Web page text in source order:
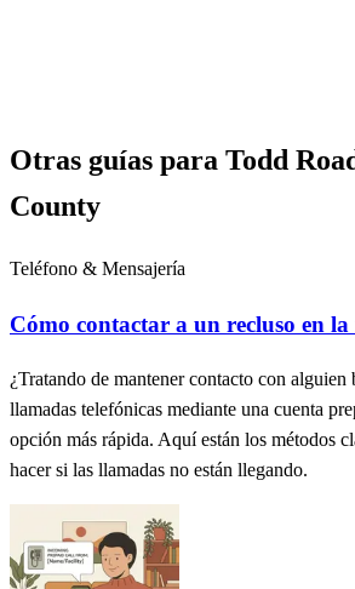
Otras guías para Todd
County
Teléfono & Mensajería
Cómo contactar a un recluso en
¿Tratando de mantener contacto con alguien
llamadas telefónicas mediante una cuenta
opción más rápida. Aquí están los métodos
hacer si las llamadas no están llegando.